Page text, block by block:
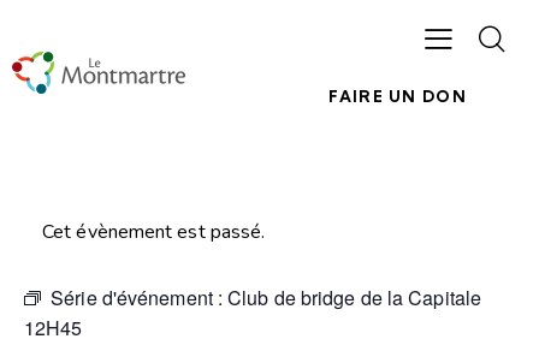
FAIRE UN DON
Cet évènement est passé.
Série d'événement :Club de bridge de la Capitale
12H45